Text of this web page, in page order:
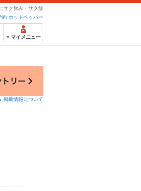
サク飲み・サク飯
約 ホットペッパー
マイメニュー
掲載情報について